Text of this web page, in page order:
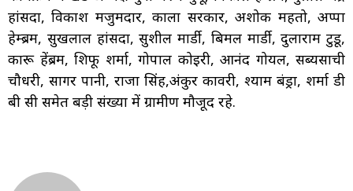
हांसदा, विकाश मजुमदार, काला सरकार, अशोक महतो, अप्पा
हेम्ब्रम, सुखलाल हांसदा, सुशील मार्डी, बिमल मार्डी, दुलाराम टुडू,
कारू हेंब्रम, शिफू शर्मा, गोपाल कोइरी, आनंद गोयल, सब्यसाची
चौधरी, सागर पानी, राजा सिंह,अंकुर कावरी, श्याम बंड्रा, शर्मा डी
बी सी समेत बड़ी संख्या में ग्रामीण मौजूद रहे.